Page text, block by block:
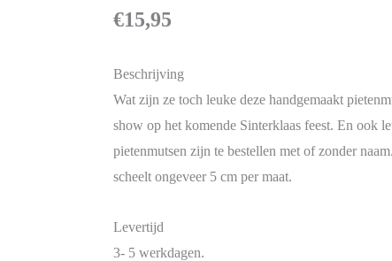
€15,95
Beschrijving
Wat zijn ze toch leuke deze handgemaakt
show op het komende Sinterklaas feest. En ook
pietenmutsen zijn te bestellen met of zonder
scheelt ongeveer 5 cm per maat.
Levertijd
3- 5 werkdagen.